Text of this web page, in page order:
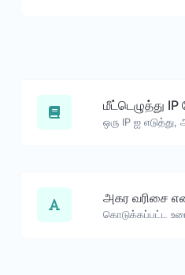
மீட்டெழுத்து IP
அகர வரிசை